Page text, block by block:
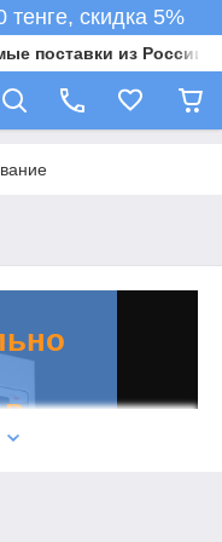
скидка 5%
поставки из России в